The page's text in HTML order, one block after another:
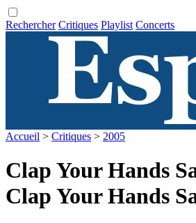
Rechercher Critiques Playlist Concerts
Accueil > Critiques > 2005
Clap Your Hands
Clap Your Hands